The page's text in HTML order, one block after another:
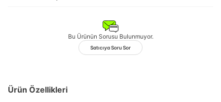
Bu Ürünün Sorusu Bulunmuyor.
Satıcıya Soru Sor
Ürün Özellikleri